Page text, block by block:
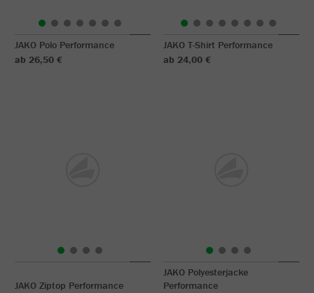
JAKO Polo Performance
ab 26,50 €
JAKO T-Shirt Performance
ab 24,00 €
JAKO Ziptop Performance
JAKO Polyesterjacke
Performance